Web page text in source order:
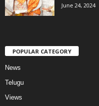
June 24, 2024
POPULAR CATEGORY
News
Telugu
Views